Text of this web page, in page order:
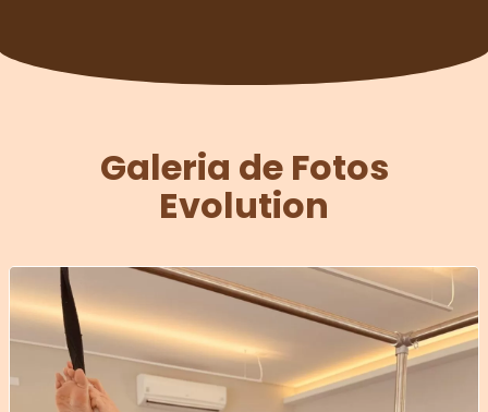
Galeria de Fotos
Evolution